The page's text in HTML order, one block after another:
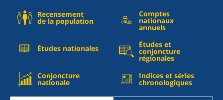
Recensement
de la population
Comptes
nationaux
annuels
Études nationales Études et
conjoncture
régionales
Conjoncture
nationale
Indices et séries
chronologiques